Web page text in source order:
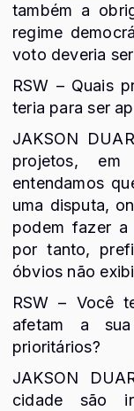
também a
regime
voto deveria
RSW – Quais
teria para ser
JAKSON
projetos,
entendamos
uma disputa,
podem fazer a
por tanto,
óbvios não
RSW – Você
afetam a
prioritários?
JAKSON
cidade são